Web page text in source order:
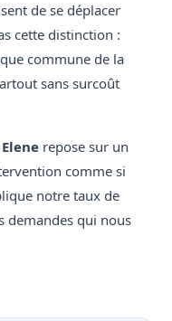
de se déplacer
cette distinction :
commune de la
sans surcoût
repose sur un
comme si
notre taux de
demandes qui nous